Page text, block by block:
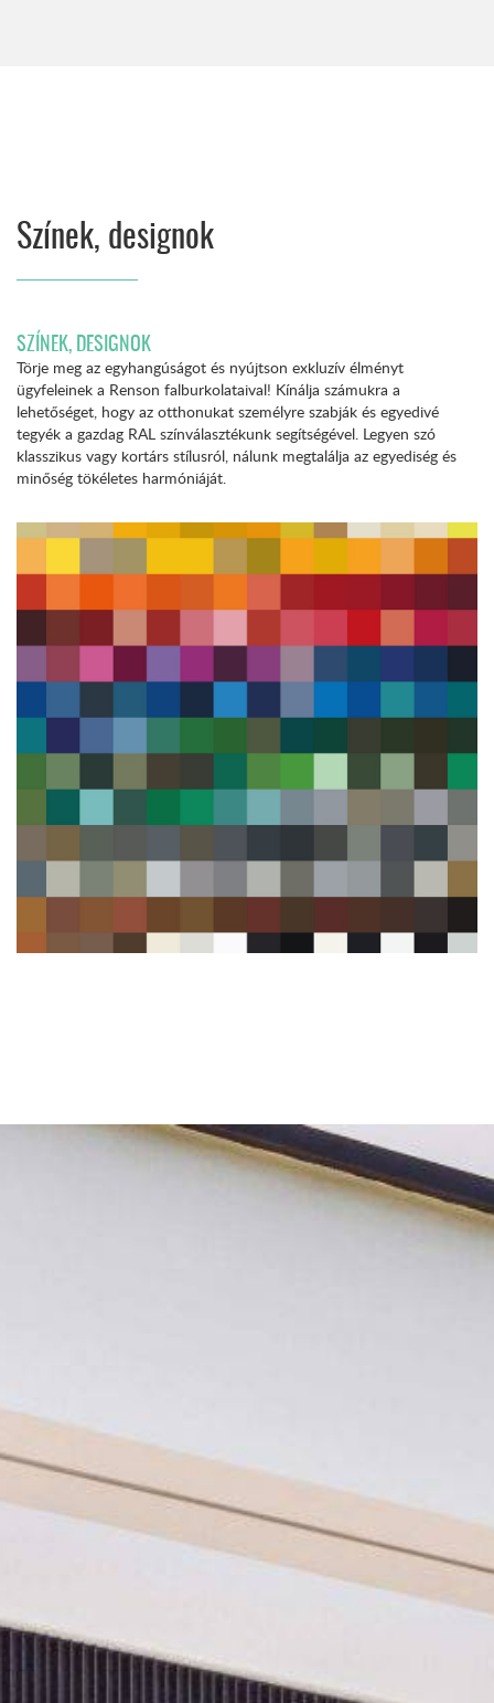
Színek, designok
SZÍNEK, DESIGNOK
Törje meg az egyhangúságot és nyújtson exkluzív élményt
ügyfeleinek a Renson falburkolataival! Kínálja számukra a
lehetőséget, hogy az otthonukat személyre szabják és egyedivé
tegyék a gazdag RAL színválasztékunk segítségével. Legyen szó
klasszikus vagy kortárs stílusról, nálunk megtalálja az egyediség és
minőség tökéletes harmóniáját.